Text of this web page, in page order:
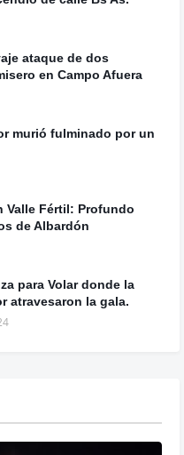
ataque de dos
en Campo Afuera
murió fulminado por un
Valle Fértil: Profundo
de Albardón
para Volar donde la
atravesaron la gala.